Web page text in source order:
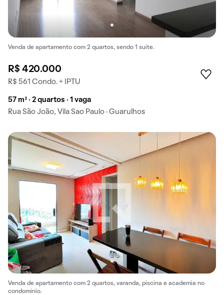
Venda de apartamento com 2 quartos, sendo 1 suíte.
R$ 420.000
R$ 561 Condo. + IPTU
57 m² · 2 quartos · 1 vaga
Rua São João, Vila Sao Paulo · Guarulhos
Venda de apartamento com 2 quartos, varanda, piscina e academia no
condomínio.